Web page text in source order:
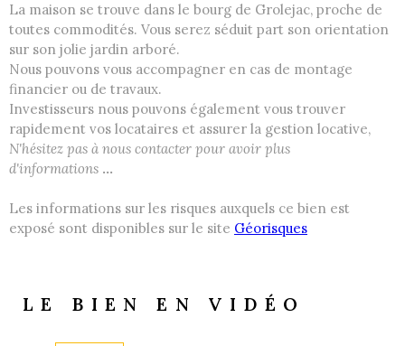
La maison se trouve dans le bourg de Grolejac, proche de
toutes commodités. Vous serez séduit part son orientation
sur son jolie jardin arboré.
Nous pouvons vous accompagner en cas de montage
financier ou de travaux.
Investisseurs nous pouvons également vous trouver
rapidement vos locataires et assurer la gestion locative,
N'hésitez pas à nous contacter pour avoir plus
d'informations ...
Les informations sur les risques auxquels ce bien est
exposé sont disponibles sur le site Géorisques
LE BIEN EN VIDÉO